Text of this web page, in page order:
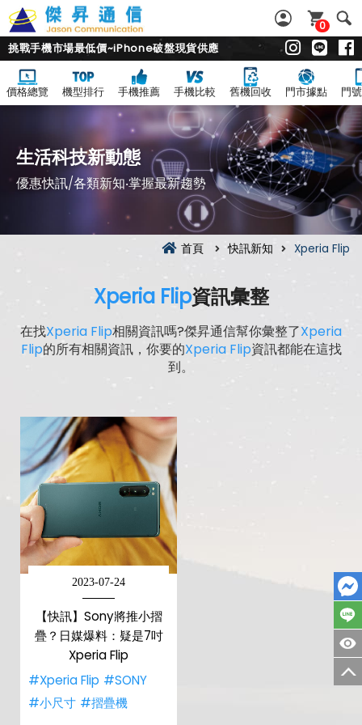
0
挑戰手機市場最低價~iPhone破盤現貨供應
價格總覽 機型排行 手機推薦 手機比較 舊機回收 門市據點 門
生活科技新動態
優惠快訊/各類新知‧掌握最新趨勢
首頁 快訊新知 Xperia Flip
Xperia Flip資訊彙整
在找Xperia Flip相關資訊嗎?傑昇通信幫你彙整了Xperia
Flip的所有相關資訊，你要的Xperia Flip資訊都能在這找
到。
2023-07-24
【快訊】Sony將推小摺
疊？日媒爆料：疑是7吋
Xperia Flip
#Xperia Flip #SONY
#小尺寸 #摺疊機